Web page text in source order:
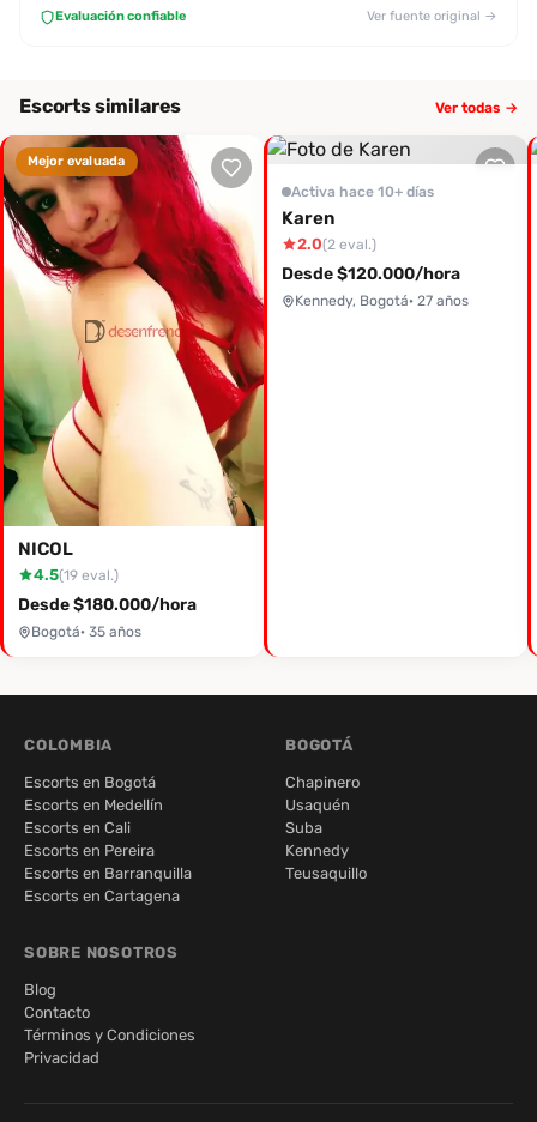
Evaluación confiable Ver fuente original →
Escorts similares Ver todas →
Mejor evaluada
NICOL
4.5(19 eval.)
Desde $180.000/hora
Bogotá· 35 años
Activa hace 10+ días
Karen
2.0(2 eval.)
Desde $120.000/hora
Kennedy, Bogotá· 27 años
COLOMBIA
Escorts en Bogotá
Escorts en Medellín
Escorts en Cali
Escorts en Pereira
Escorts en Barranquilla
Escorts en Cartagena
BOGOTÁ
Chapinero
Usaquén
Suba
Kennedy
Teusaquillo
SOBRE NOSOTROS
Blog
Contacto
Términos y Condiciones
Privacidad